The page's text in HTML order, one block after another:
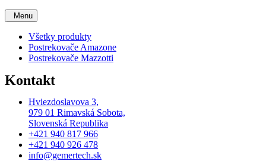
Menu
Všetky produkty
Postrekovače Amazone
Postrekovače Mazzotti
Kontakt
Hviezdoslavova 3,
979 01 Rimavská Sobota,
Slovenská Republika
+421 940 817 966
+421 940 926 478
info@gemertech.sk